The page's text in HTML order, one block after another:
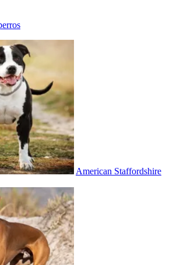
American Staffordshire